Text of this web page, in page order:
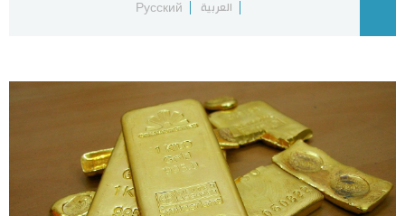
اليابان في فيديو
علوم وتكنولوجيا
العربية
Русский